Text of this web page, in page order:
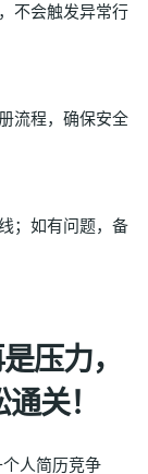
不会触发异常行
流程，确保安全
；如有问题，备
压力，
关！
人简历竞争